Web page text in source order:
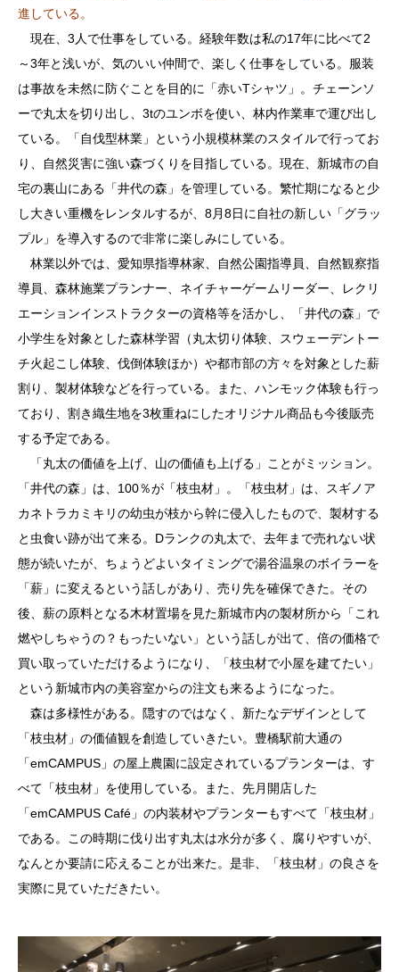
進している。
現在、3人で仕事をしている。経験年数は私の17年に比べて2
～3年と浅いが、気のいい仲間で、楽しく仕事をしている。服装
は事故を未然に防ぐことを目的に「赤いTシャツ」。チェーンソ
ーで丸太を切り出し、3tのユンボを使い、林内作業車で運び出し
ている。「自伐型林業」という小規模林業のスタイルで行ってお
り、自然災害に強い森づくりを目指している。現在、新城市の自
宅の裏山にある「井代の森」を管理している。繁忙期になると少
し大きい重機をレンタルするが、8月8日に自社の新しい「グラッ
プル」を導入するので非常に楽しみにしている。
林業以外では、愛知県指導林家、自然公園指導員、自然観察指
導員、森林施業プランナー、ネイチャーゲームリーダー、レクリ
エーションインストラクターの資格等を活かし、「井代の森」で
小学生を対象とした森林学習（丸太切り体験、スウェーデントー
チ火起こし体験、伐倒体験ほか）や都市部の方々を対象とした薪
割り、製材体験などを行っている。また、ハンモック体験も行っ
ており、割き織生地を3枚重ねにしたオリジナル商品も今後販売
する予定である。
「丸太の価値を上げ、山の価値も上げる」ことがミッション。
「井代の森」は、100％が「枝虫材」。「枝虫材」は、スギノア
カネトラカミキリの幼虫が枝から幹に侵入したもので、製材する
と虫食い跡が出て来る。Dランクの丸太で、去年まで売れない状
態が続いたが、ちょうどよいタイミングで湯谷温泉のボイラーを
「薪」に変えるという話しがあり、売り先を確保できた。その
後、薪の原料となる木材置場を見た新城市内の製材所から「これ
燃やしちゃうの？もったいない」という話しが出て、倍の価格で
買い取っていただけるようになり、「枝虫材で小屋を建てたい」
という新城市内の美容室からの注文も来るようになった。
森は多様性がある。隠すのではなく、新たなデザインとして
「枝虫材」の価値観を創造していきたい。豊橋駅前大通の
「emCAMPUS」の屋上農園に設定されているプランターは、す
べて「枝虫材」を使用している。また、先月開店した
「emCAMPUS Café」の内装材やプランターもすべて「枝虫材」
である。この時期に伐り出す丸太は水分が多く、腐りやすいが、
なんとか要請に応えることが出来た。是非、「枝虫材」の良さを
実際に見ていただきたい。